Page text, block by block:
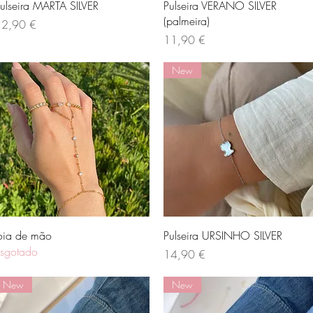
Visualização rápida
MARTA SILVER
€
Visualização rápida
Pulseira VERANO SILVER
(palmeira)
Preço
11,90 €
Visualização rápida
de mão
Visualização rápida
New
Pulseira URSINHO SILVER
Preço
14,90 €
New New